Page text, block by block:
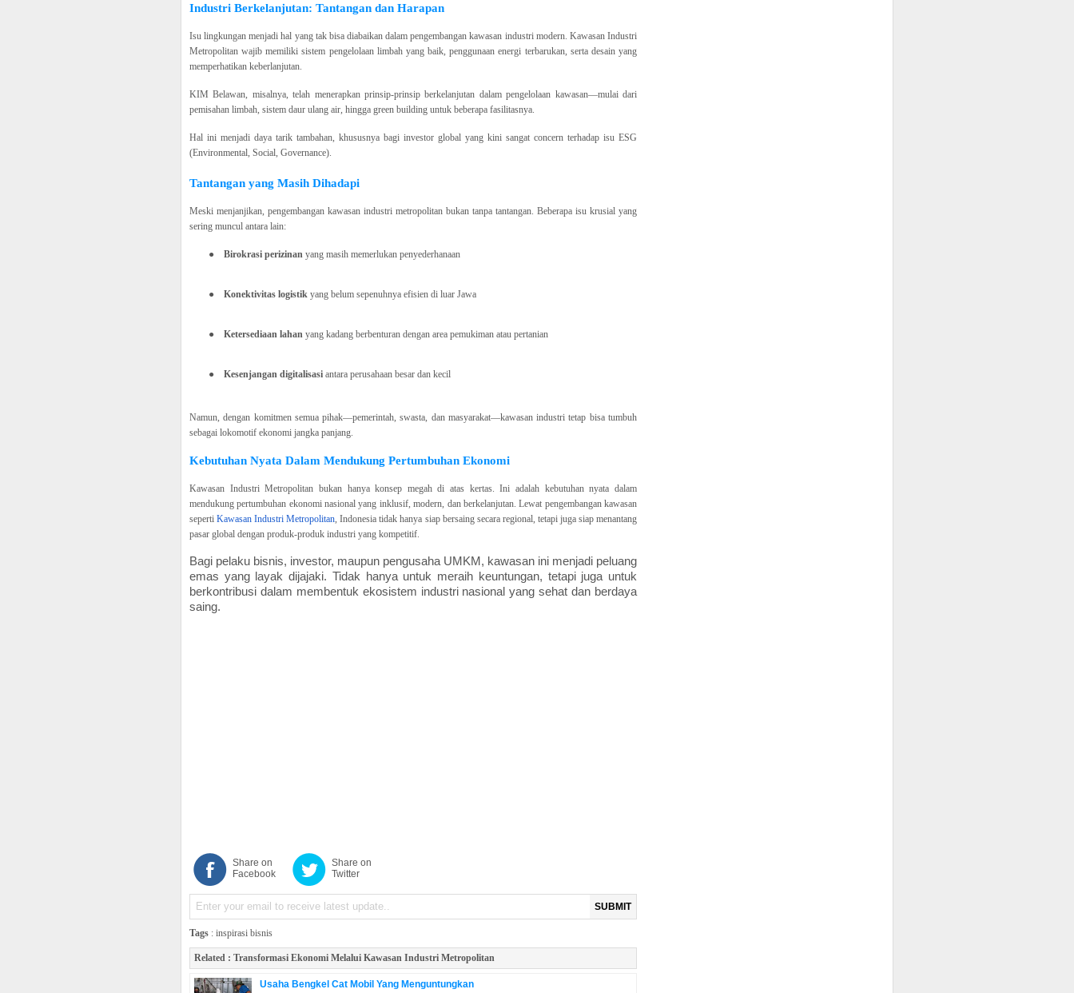
Industri Berkelanjutan: Tantangan dan Harapan
Isu lingkungan menjadi hal yang tak bisa diabaikan dalam pengembangan kawasan industri modern. Kawasan Industri
Metropolitan wajib memiliki sistem pengelolaan limbah yang baik, penggunaan energi terbarukan, serta desain yang
memperhatikan keberlanjutan.
KIM Belawan, misalnya, telah menerapkan prinsip-prinsip berkelanjutan dalam pengelolaan kawasan—mulai dari
pemisahan limbah, sistem daur ulang air, hingga green building untuk beberapa fasilitasnya.
Hal ini menjadi daya tarik tambahan, khususnya bagi investor global yang kini sangat concern terhadap isu ESG
(Environmental, Social, Governance).
Tantangan yang Masih Dihadapi
Meski menjanjikan, pengembangan kawasan industri metropolitan bukan tanpa tantangan. Beberapa isu krusial yang
sering muncul antara lain:
● Birokrasi perizinan yang masih memerlukan penyederhanaan
● Konektivitas logistik yang belum sepenuhnya efisien di luar Jawa
● Ketersediaan lahan yang kadang berbenturan dengan area pemukiman atau pertanian
● Kesenjangan digitalisasi antara perusahaan besar dan kecil
Namun, dengan komitmen semua pihak—pemerintah, swasta, dan masyarakat—kawasan industri tetap bisa tumbuh
sebagai lokomotif ekonomi jangka panjang.
Kebutuhan Nyata Dalam Mendukung Pertumbuhan Ekonomi
Kawasan Industri Metropolitan bukan hanya konsep megah di atas kertas. Ini adalah kebutuhan nyata dalam
mendukung pertumbuhan ekonomi nasional yang inklusif, modern, dan berkelanjutan. Lewat pengembangan kawasan
seperti Kawasan Industri Metropolitan , Indonesia tidak hanya siap bersaing secara regional, tetapi juga siap menantang
pasar global dengan produk-produk industri yang kompetitif.
Bagi pelaku bisnis, investor, maupun pengusaha UMKM, kawasan ini menjadi peluang
emas yang layak dijajaki. Tidak hanya untuk meraih keuntungan, tetapi juga untuk
berkontribusi dalam membentuk ekosistem industri nasional yang sehat dan berdaya
saing.
Share on
Facebook
Share on
Twitter
SUBMIT
Tags : inspirasi bisnis
Related : Transformasi Ekonomi Melalui Kawasan Industri Metropolitan
Usaha Bengkel Cat Mobil Yang Menguntungkan